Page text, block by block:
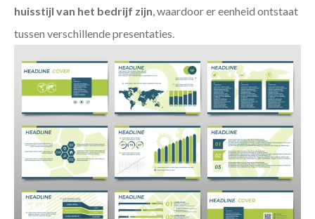
huisstijl van het bedrijf zijn, waardoor er eenheid ontstaat
tussen verschillende presentaties.